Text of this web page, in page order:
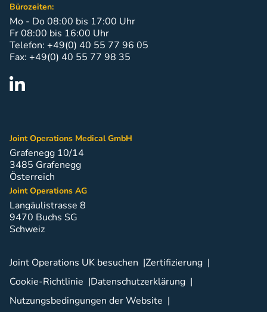
Bürozeiten:
Mo - Do 08:00 bis 17:00 Uhr
Fr 08:00 bis 16:00 Uhr
Telefon: +49(0) 40 55 77 96 05
Fax: +49(0) 40 55 77 98 35
Joint Operations Medical GmbH
Grafenegg 10/14
3485 Grafenegg
Österreich
Joint Operations AG
Langäulistrasse 8
9470 Buchs SG
Schweiz
Joint Operations UK besuchen Zertifizierung
Cookie-Richtlinie
Datenschutzerklärung
Nutzungsbedingungen der Website